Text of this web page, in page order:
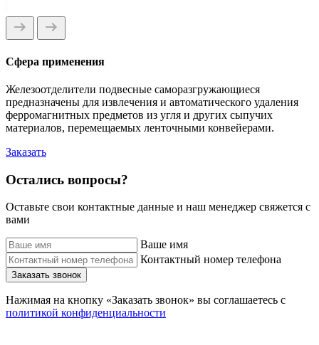
Сфера применения
Железоотделители подвесные саморазгружающиеся
предназначены для извлечения и автоматического удаления
ферромагнитных предметов из угля и других сыпучих
материалов, перемещаемых ленточными конвейерами.
Заказать
Остались вопросы?
Оставьте свои контактные данные и наш менеджер свяжется с
вами
Ваше имя
Контактный номер телефона
Заказать звонок
Нажимая на кнопку «Заказать звонок» вы соглашаетесь с
политикой конфиденциальности